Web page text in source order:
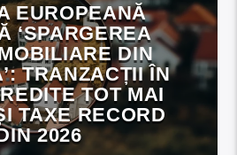
EUROPEANĂ
‘SPARGEREA
DIN
TRANZACȚII ÎN
TOT MAI
TAXE RECORD
2026